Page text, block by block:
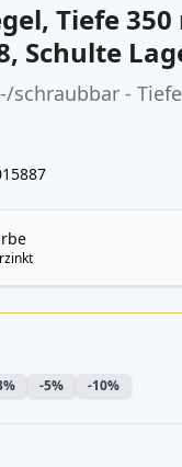
Tiefe
Schulte
schraubbar -
-5% -10%